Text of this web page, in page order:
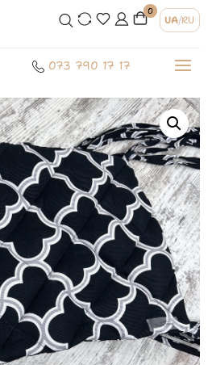
0
UA/RU
073 790 17 17